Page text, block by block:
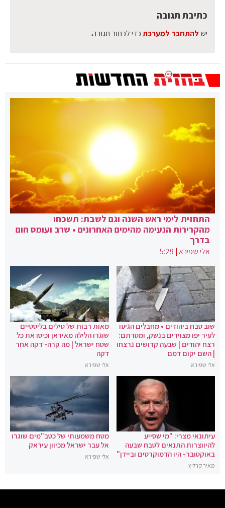
כתיבת תגובה
יש להתחבר למערכתכדי לכתוב תגובה.
התחזית לימי ראש השנה וגם לשבת: תשכחו
מהקרירות הנעימה מהימים האחרונים • שרב ועומס חום
בדרך
אלי שפירא|
5:29
שוב טבח ביהודים • מחבלים הגיעו
לעיר יפו מצוידים בנשק, ומטרתם:
רצח יהודים | שבעה קדושים נרצחו
| השם יקום דמם
אלי שפירא
מאות רבות של טילים בליסטיים
שוגרו הלילה מאיראן וכיסו את כל
שטח ישראל | מה קרה- דקה אחר
דקה
אלי שפירא
עיתונאי מצרי: "מי שסייע
להיווצרות התנאים לטבח שבעה
באוקטובר- היו הדמוקרטים וביידן"
מאיר קרליץ
מטח משמעותי של כטב"מים שוגרו
אל עבר ישראל מכיוון עיראק
אלי שפירא